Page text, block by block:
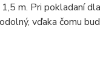
m. Pri pokladaní
vďaka čomu